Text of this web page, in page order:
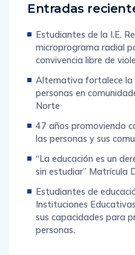
Entradas
Estudiantes de la I.E.
microprograma radial
convivencia libre de
Alternativa fortalece la
personas en
Norte
47 años promoviendo
las personas y sus
“La educación es un
sin estudiar” Matrícula
Estudiantes de
Instituciones
sus capacidades para
personas.